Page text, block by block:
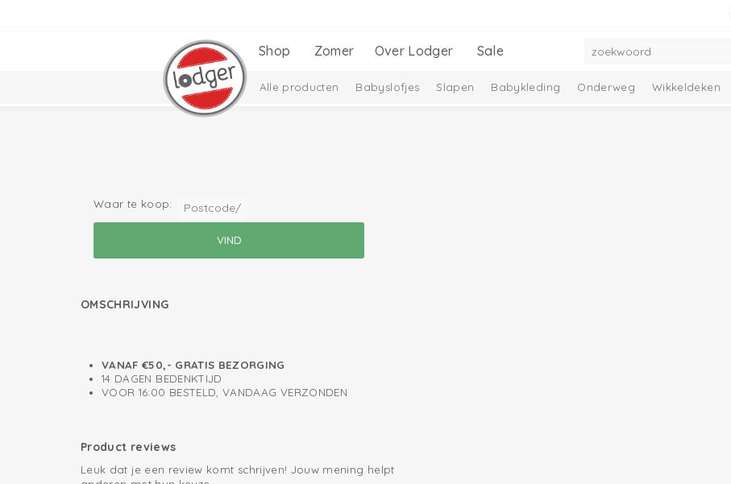
Shop Zomer Over Lodger Sale
Alle producten Babyslofjes Slapen Babykleding Onderweg Wikkeldeken
Waar te koop:
OMSCHRIJVING
VANAF €50,- GRATIS BEZORGING
14 DAGEN BEDENKTIJD
VOOR 16:00 BESTELD, VANDAAG VERZONDEN
Product reviews
Leuk dat je een review komt schrijven! Jouw mening helpt